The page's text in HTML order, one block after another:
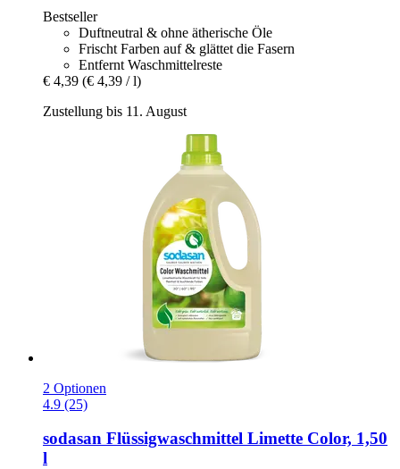
Bestseller
Duftneutral & ohne ätherische Öle
Frischt Farben auf & glättet die Fasern
Entfernt Waschmittelreste
€ 4,39 (€ 4,39 / l)
Zustellung bis 11. August
2 Optionen
4.9 (25)
sodasan Flüssigwaschmittel Limette Color, 1,50
l